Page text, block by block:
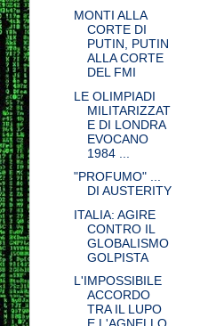
MONTI ALLA
CORTE DI
PUTIN, PUTIN
ALLA CORTE
DEL FMI
LE OLIMPIADI
MILITARIZZAT
E DI LONDRA
EVOCANO
1984 ...
"PROFUMO" ...
DI AUSTERITY
ITALIA: AGIRE
CONTRO IL
GLOBALISMO
GOLPISTA
L'IMPOSSIBILE
ACCORDO
TRA IL LUPO